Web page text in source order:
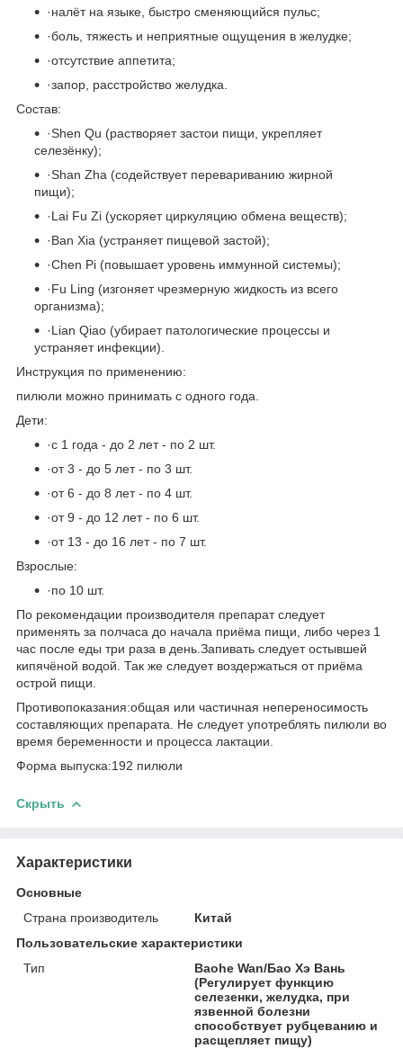
·налёт на языке, быстро сменяющийся пульс;
·боль, тяжесть и неприятные ощущения в желудке;
·отсутствие аппетита;
·запор, расстройство желудка.
Состав:
·Shen Qu (растворяет застои пищи, укрепляет
селезёнку);
·Shan Zha (содействует перевариванию жирной
пищи);
·Lai Fu Zi (ускоряет циркуляцию обмена веществ);
·Ban Xia (устраняет пищевой застой);
·Chen Pi (повышает уровень иммунной системы);
·Fu Ling (изгоняет чрезмерную жидкость из всего
организма);
·Lian Qiao (убирает патологические процессы и
устраняет инфекции).
Инструкция по применению:
пилюли можно принимать с одного года.
Дети:
·с 1 года - до 2 лет - по 2 шт.
·от 3 - до 5 лет - по 3 шт.
·от 6 - до 8 лет - по 4 шт.
·от 9 - до 12 лет - по 6 шт.
·от 13 - до 16 лет - по 7 шт.
Взрослые:
·по 10 шт.
По рекомендации производителя препарат следует
применять за полчаса до начала приёма пищи, либо через 1
час после еды три раза в день.Запивать следует остывшей
кипячёной водой. Так же следует воздержаться от приёма
острой пищи.
Противопоказания:общая или частичная непереносимость
составляющих препарата. Не следует употреблять пилюли во
время беременности и процесса лактации.
Форма выпуска:192 пилюли
Скрыть
Характеристики
Основные
Страна производитель
Китай
Пользовательские характеристики
Тип
Baohe Wan/Бао Хэ Вань
(Регулирует функцию
селезенки, желудка, при
язвенной болезни
способствует рубцеванию и
расщепляет пищу)